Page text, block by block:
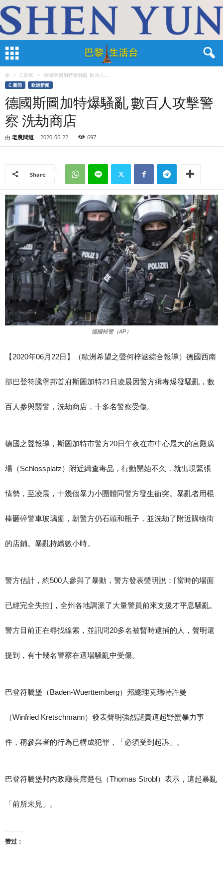
家 C.新闻 德國斯圖加特爆騷亂 數百人...
C.新闻 欧洲新闻
德國斯圖加特爆騷亂 數百人攻擊警
察 洗劫商店
由 老農問道 - 2020-06-22 697
Share
德國特警（AP）
【2020年06月22日】（歐洲希望之聲何梓涵綜合報導）德國西南
部巴登符騰堡邦首府斯圖加特21日凌晨因警方緝毒爆發騷亂，數
百人參與襲警，洗劫商店，十多名警察受傷。
德國之聲報導，斯圖加特市警方20日午夜在市中心最大的宮殿廣
場（Schlossplatz）附近緝查毒品，行動開始不久，就出現緊張
情勢，至凌晨，十幾個暴力小團體同警方發生衝突。暴亂者用棍
棒砸碎警車玻璃窗，朝警方仍石頭和瓶子，並洗劫了附近購物街
的店鋪。暴亂持續數小時。
警方估計，約500人參與了暴動，警方發表聲明說：⌈當時的場面
已經完全失控⌋，全州各地調派了大量警員前來支援才平息騷亂。
警方目前正在尋找線索，並訊問20多名被暫時逮捕的人，聲明還
提到，有十幾名警察在這場騷亂中受傷。
巴登符騰堡（Baden-Wuerttemberg）邦總理克瑞特許曼
（Winfried Kretschmann）發表聲明強烈譴責這起野蠻暴力事
件，稱參與者的行為已構成犯罪，「必須受到起訴」。
巴登符騰堡邦內政廳長席楚包（Thomas Strobl）表示，這起暴亂
「前所未見」。
赞过：